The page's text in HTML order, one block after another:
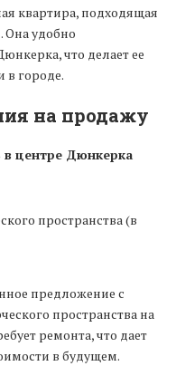
квартира, подходящая
Она удобно
что делает ее
городе.
на продажу
центре Дюнкерка
пространства (в
предложение с
пространства на
ремонта, что дает
в будущем.